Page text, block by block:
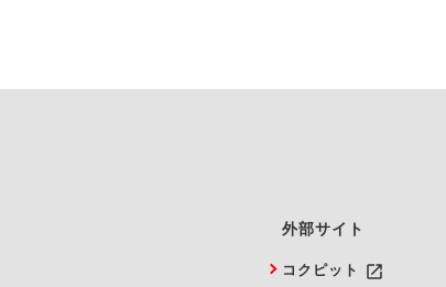
外部サイト
コクピット launch